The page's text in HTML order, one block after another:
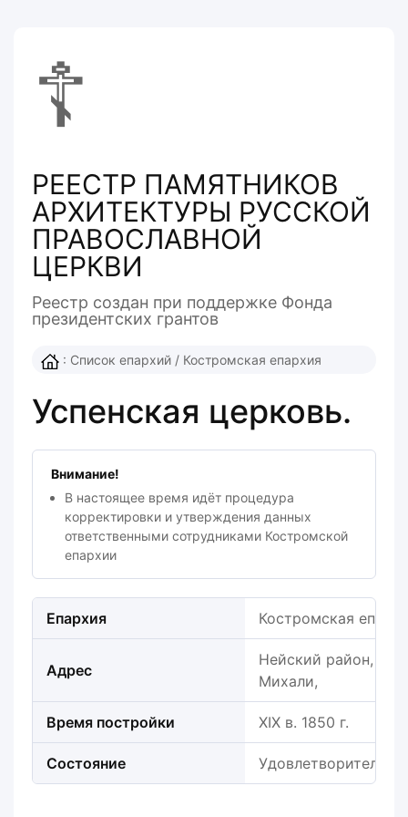
☦
РЕЕСТР ПАМЯТНИКОВ
АРХИТЕКТУРЫ РУССКОЙ
ПРАВОСЛАВНОЙ
ЦЕРКВИ
Реестр создан при поддержке Фонда
президентcких грантов
: Список епархий / Костромская епархия
Успенская церковь.
Внимание!
В настоящее время идёт процедура
корректировки и утверждения данных
ответственными сотрудниками Костромской
епархии
Епархия Костромская
Адрес
Нейский район,
Михали,
Время постройки XIX в. 1850 г.
Состояние